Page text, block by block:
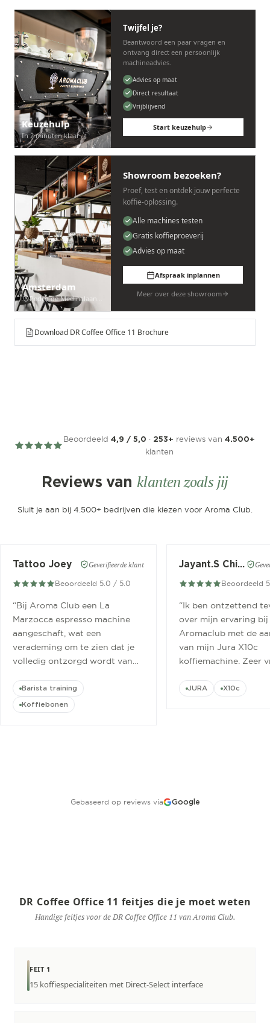
Keuzehulp
In 2 minuten klaar
Twijfel je?
Beantwoord een paar vragen en
ontvang direct een persoonlijk
machineadvies.
Advies op maat
Direct resultaat
Vrijblijvend
Start keuzehulp
Amsterdam
Pedro de Medinalaan 53
Showroom bezoeken?
Proef, test en ontdek jouw perfecte
koffie-oplossing.
Alle machines testen
Gratis koffieproeverij
Advies op maat
Afspraak inplannen
Meer over deze showroom
Download DR Coffee Office 11 Brochure
Beoordeeld 4,9 / 5,0 · 253+ reviews van 4.500+
klanten
Reviews van klanten zoals jij
Sluit je aan bij 4.500+ bedrijven die kiezen voor Aroma Club.
Tattoo Joey Geverifieerde klant
Beoordeeld 5.0 / 5.0
“Bij Aroma Club een La
Marzocca espresso machine
aangeschaft, wat een
verademing om te zien dat je
volledig ontzorgd wordt van
cursus.”
Barista training
Koffiebonen
Jayant.S Chitaroe
Beoordeeld
“Ik ben ontzettend
over mijn ervaring bij
Aromaclub met de
van mijn Jura X10c
koffiemachine. Zeer
JURA X10c
Gebaseerd op reviews via Google
DR Coffee Office 11 feitjes die je moet weten
Handige feitjes voor de DR Coffee Office 11 van Aroma Club.
FEIT 1
15 koffiespecialiteiten met Direct-Select interface